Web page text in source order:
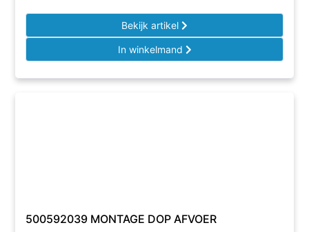
Bekijk artikel
In winkelmand
500592039 MONTAGE DOP AFVOER